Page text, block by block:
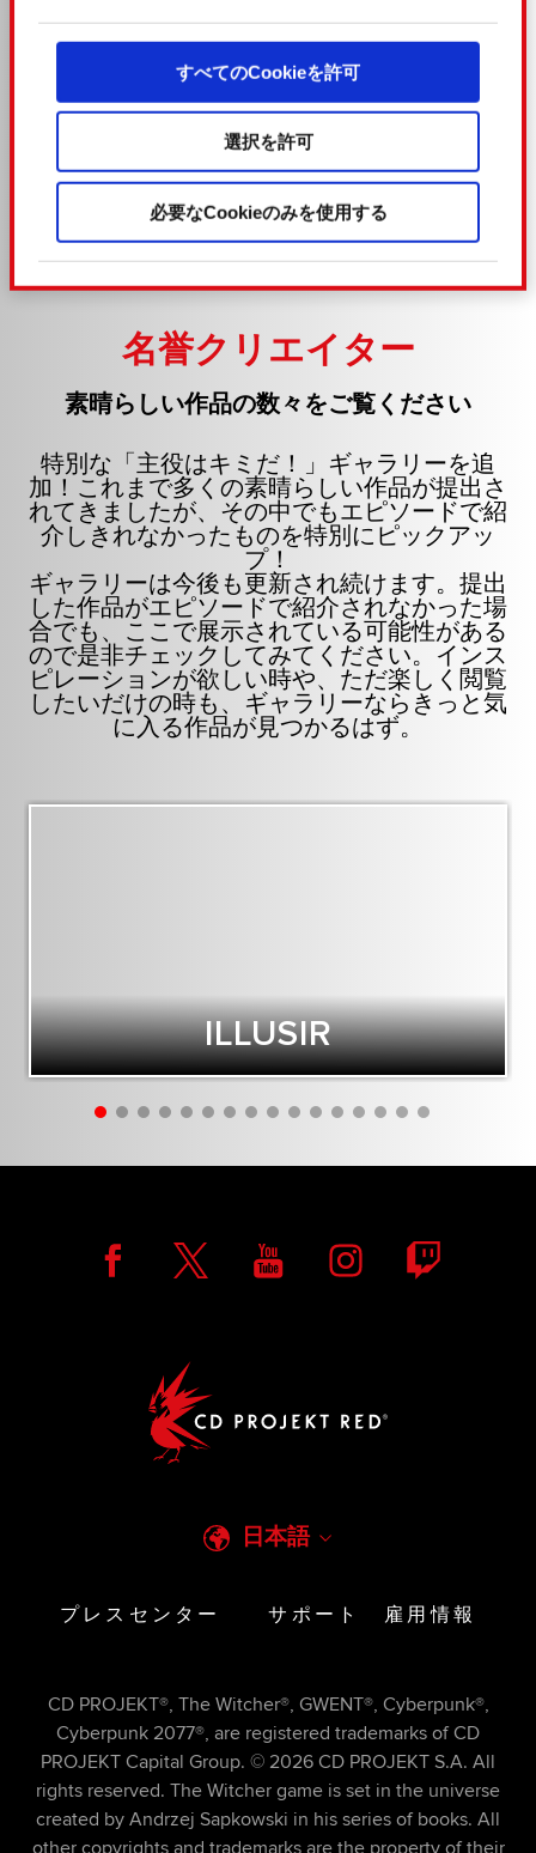
フィードバックを送信します。また、ソーシャル
テンツをお届けするために、一部のCookieをパ
ートナーに提供する場合があります。お客様の許
可なくこれらのオプションが有効になることはあ
りません。
Cookieの使用およびパフォーマンスの変更点に
ください。
すべてのCookieを許可
選択を許可
必要なCookieのみを使用する
29%
人のプレイヤーが投票
名誉クリエイター
素晴らしい作品の数々をご覧ください
特別な「主役はキミだ！」ギャラリーを追
加！これまで多くの素晴らしい作品が提出さ
れてきましたが、その中でもエピソードで紹
介しきれなかったものを特別にピックアッ
プ！
ギャラリーは今後も更新され続けます。提出
した作品がエピソードで紹介されなかった場
合でも、ここで展示されている可能性がある
ので是非チェックしてみてください。インス
ピレーションが欲しい時や、ただ楽しく閲覧
したいだけの時も、ギャラリーならきっと気
に入る作品が見つかるはず。
ILLUSIR
日本語
プレスセンター サポート 雇用情報
CD PROJEKT®, The Witcher®, GWENT®, Cyberpunk®,
Cyberpunk 2077®, are registered trademarks of CD
PROJEKT Capital Group. © 2026 CD PROJEKT S.A. All
rights reserved. The Witcher game is set in the universe
created by Andrzej Sapkowski in his series of books. All
other copyrights and trademarks are the property of their